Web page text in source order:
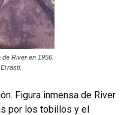
River en 1956.
Figura inmensa de River
por los tobillos y el